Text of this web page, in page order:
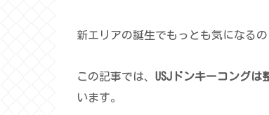
新エリアの誕生でもっとも気になる
この記事では、 USJドンキーコング
います。